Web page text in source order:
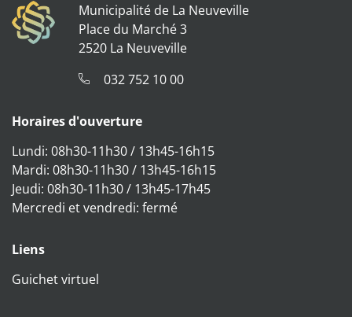
Municipalité de La Neuveville
Place du Marché 3
2520 La Neuveville
032 752 10 00
Horaires d'ouverture
Lundi: 08h30-11h30 / 13h45-16h15
Mardi: 08h30-11h30 / 13h45-16h15
Jeudi: 08h30-11h30 / 13h45-17h45
Mercredi et vendredi: fermé
Liens
Guichet virtuel